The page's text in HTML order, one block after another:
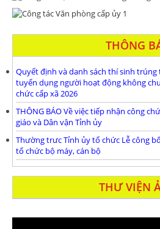
THÔNG
Quyết định và danh sách thí sinh
tuyển dụng người hoạt động không
chức cấp xã 2026
THÔNG BÁO Về việc tiếp nhận công
giáo và Dân vận Tỉnh ủy
Thường trưc Tỉnh ủy tổ chức Lễ công
tổ chức bộ máy, cán bộ
THƯ VIỆN